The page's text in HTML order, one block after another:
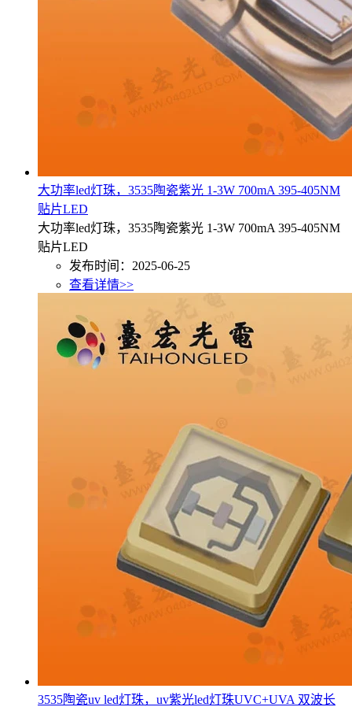
大功率led灯珠，3535陶瓷紫光 1-3W 700mA 395-405NM
贴片LED
大功率led灯珠，3535陶瓷紫光 1-3W 700mA 395-405NM
贴片LED
发布时间：2025-06-25
查看详情>>
3535陶瓷uv led灯珠，uv紫光led灯珠UVC+UVA 双波长